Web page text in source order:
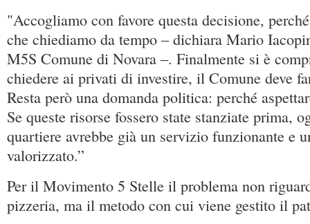
"Accogliamo con favore questa decisione,
che chiediamo da tempo – dichiara Mario
M5S Comune di Novara –. Finalmente si è
chiedere ai privati di investire, il Comune deve
Resta però una domanda politica: perché
Se queste risorse fossero state stanziate prima,
quartiere avrebbe già un servizio funzionante e
valorizzato.”
Per il Movimento 5 Stelle il problema non
pizzeria, ma il metodo con cui viene gestito il